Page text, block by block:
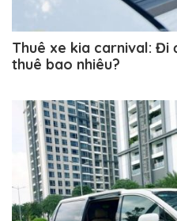
Thuê xe kia carnival: Đi
thuê bao nhiêu?